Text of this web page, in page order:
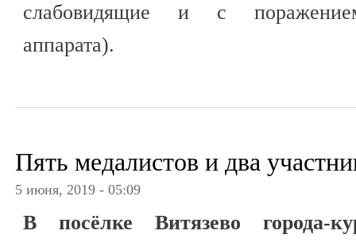
слабовидящие и с поражением
аппарата).
Пять медалистов и два
5 июня, 2019 - 05:09
В посёлке Витязево города-